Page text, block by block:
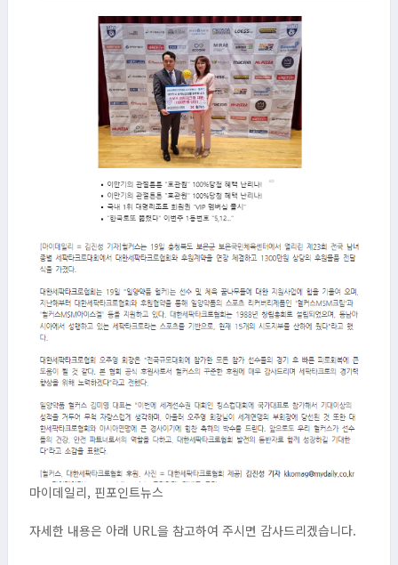
마이데일리, 핀포인트뉴스
자세한 내용은 아래 URL을 참고하여 주시면 감사드리겠습니다.